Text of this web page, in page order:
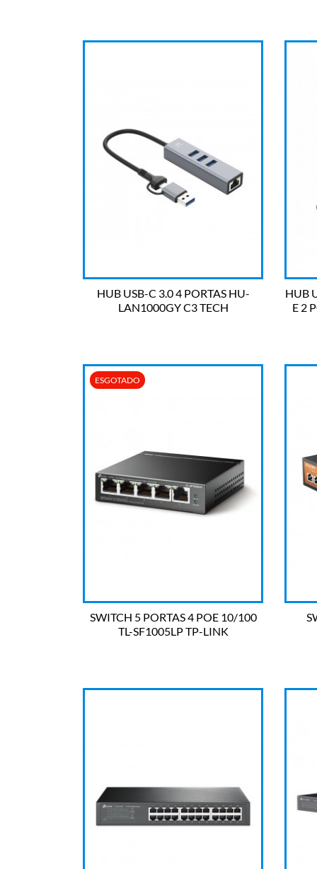
OLHADA RÁPIDA
HUB USB-C 3.0 4 PORTAS HU-
LAN1000GY C3 TECH
HUB
E 2
OLHADA RÁPIDA
SWITCH 5 PORTAS 4 POE 10/100
TL-SF1005LP TP-LINK
ESGOTADO